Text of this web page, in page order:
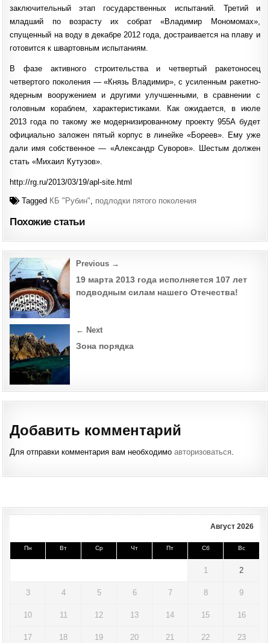
заключительный этап государственных испытаний. Третий и
младший по возрасту их собрат «Владимир Мономомах»,
спущенный на воду в декабре 2012 года, достраивается на плаву и
готовится к швартовным испытаниям.
В фазе активного строительства и четвертый ракетоносец
четвертого поколения — «Князь Владимир», с усиленным ракетно-
ядерным вооружением и другими улучшенными, в сравнении с
головным кораблем, характеристиками. Как ожидается, в июле
2013 года по такому же модернизированному проекту 955А будет
официально заложен пятый корпус в линейке «Бореев». Ему уже
дали имя собственное — «Александр Суворов». Шестым должен
стать «Михаил Кутузов».
http://rg.ru/2013/03/19/apl-site.html
Tagged КБ "Рубин", подлодки пятого поколения
Похожие статьи
Post
navigation
Previous →
19 марта 2013 года исполняется 107 лет
подводным силам нашего Отечества!
← Next
Зона порядка
Добавить комментарий
Для отправки комментария вам необходимоавторизоваться.
Август 2026
Пн Вт Ср Чт Пт Сб Вс
1 2
3 4 5 6 7 8 9
10 11 12 13 14 15 16
17 18 19 20 21 22 23